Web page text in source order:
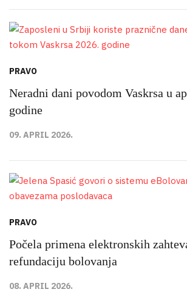
PRAVO
Neradni dani povodom Vaskrsa u
godine
09. APRIL 2026.
PRAVO
Počela primena elektronskih
refundaciju bolovanja
08. APRIL 2026.